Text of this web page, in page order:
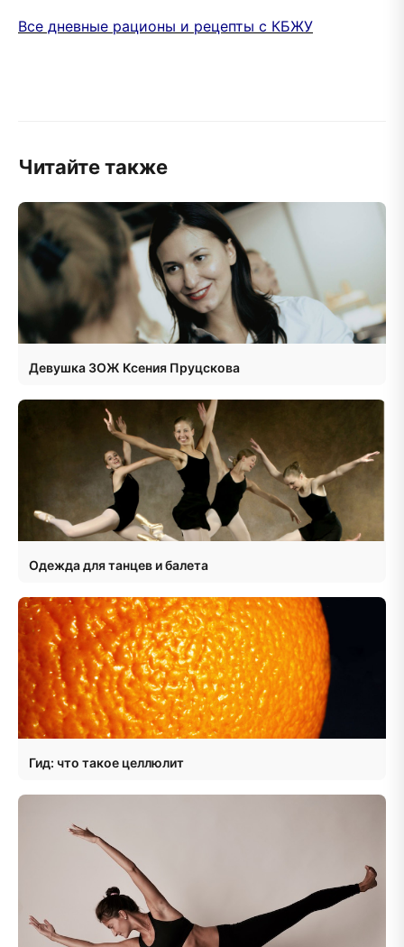
Все дневные рационы и рецепты с КБЖУ
Читайте также
Девушка ЗОЖ Ксения Пруцскова
Одежда для танцев и балета
Гид: что такое целлюлит